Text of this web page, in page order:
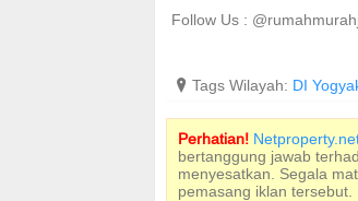
Follow Us :
? Tags Wilayah: DI
Perhatian!
bertanggung jawab
menyesatkan. Segala
pemasang iklan tersebut.